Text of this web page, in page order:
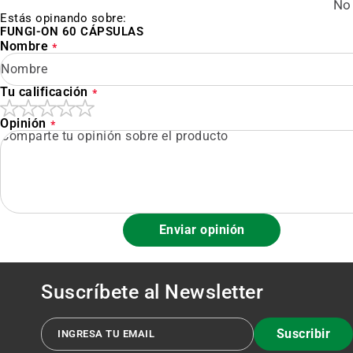
Estás opinando sobre:
FUNGI-ON 60 CÁPSULAS
Nombre
Tu calificación
Opinión
Enviar opinión
Suscríbete al Newsletter
Suscribir